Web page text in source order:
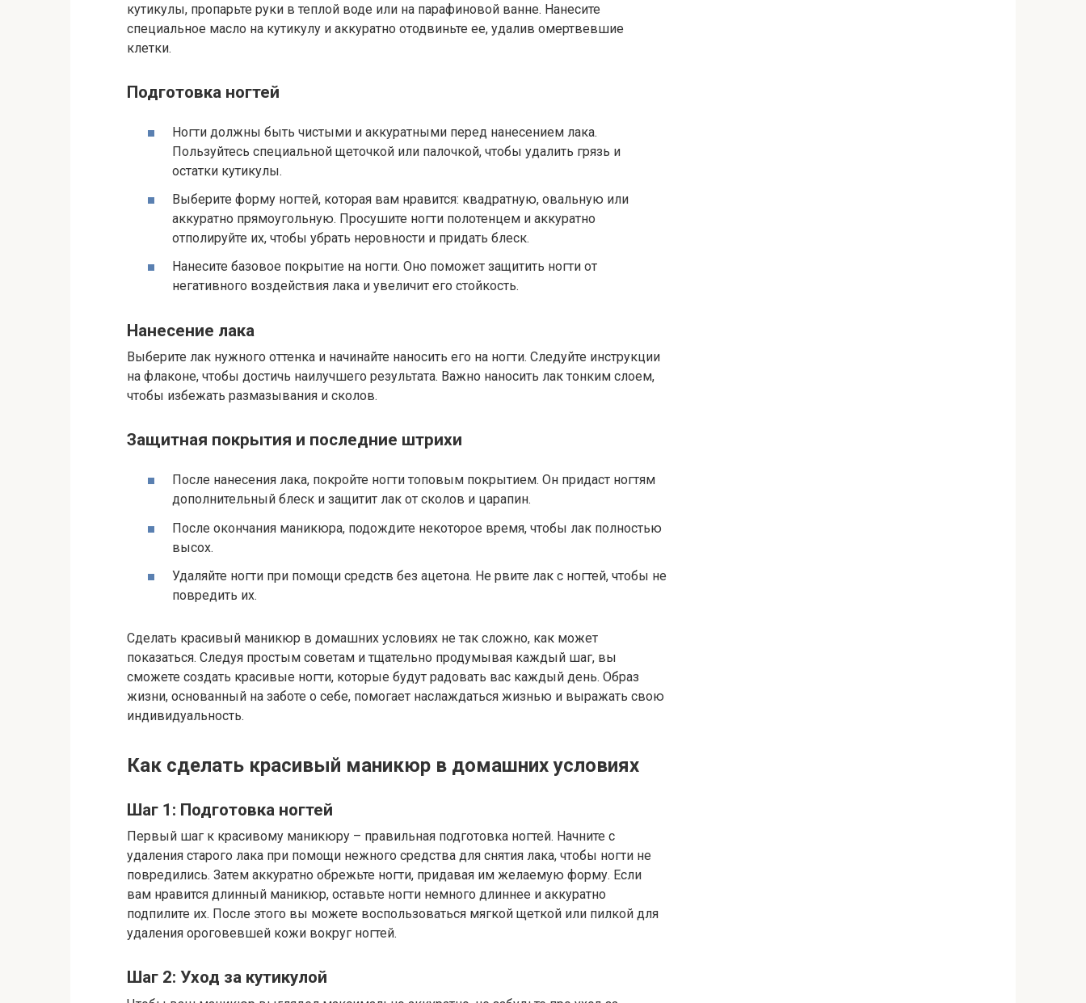
кутикулы, пропарьте руки в теплой воде или на парафиновой ванне. Нанесите
специальное масло на кутикулу и аккуратно отодвиньте ее, удалив омертвевшие
клетки.
Подготовка ногтей
Ногти должны быть чистыми и аккуратными перед нанесением лака.
Пользуйтесь специальной щеточкой или палочкой, чтобы удалить грязь и
остатки кутикулы.
Выберите форму ногтей, которая вам нравится: квадратную, овальную или
аккуратно прямоугольную. Просушите ногти полотенцем и аккуратно
отполируйте их, чтобы убрать неровности и придать блеск.
Нанесите базовое покрытие на ногти. Оно поможет защитить ногти от
негативного воздействия лака и увеличит его стойкость.
Нанесение лака
Выберите лак нужного оттенка и начинайте наносить его на ногти. Следуйте инструкции
на флаконе, чтобы достичь наилучшего результата. Важно наносить лак тонким слоем,
чтобы избежать размазывания и сколов.
Защитная покрытия и последние штрихи
После нанесения лака, покройте ногти топовым покрытием. Он придаст ногтям
дополнительный блеск и защитит лак от сколов и царапин.
После окончания маникюра, подождите некоторое время, чтобы лак полностью
высох.
Удаляйте ногти при помощи средств без ацетона. Не рвите лак с ногтей, чтобы не
повредить их.
Сделать красивый маникюр в домашних условиях не так сложно, как может
показаться. Следуя простым советам и тщательно продумывая каждый шаг, вы
сможете создать красивые ногти, которые будут радовать вас каждый день. Образ
жизни, основанный на заботе о себе, помогает наслаждаться жизнью и выражать свою
индивидуальность.
Как сделать красивый маникюр в домашних условиях
Шаг 1: Подготовка ногтей
Первый шаг к красивому маникюру – правильная подготовка ногтей. Начните с
удаления старого лака при помощи нежного средства для снятия лака, чтобы ногти не
повредились. Затем аккуратно обрежьте ногти, придавая им желаемую форму. Если
вам нравится длинный маникюр, оставьте ногти немного длиннее и аккуратно
подпилите их. После этого вы можете воспользоваться мягкой щеткой или пилкой для
удаления ороговевшей кожи вокруг ногтей.
Шаг 2: Уход за кутикулой